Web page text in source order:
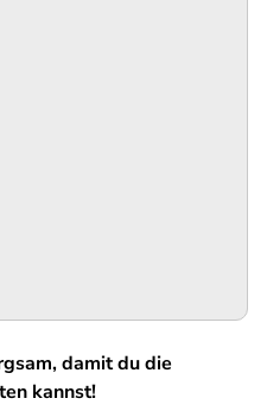
damit du die
kannst!